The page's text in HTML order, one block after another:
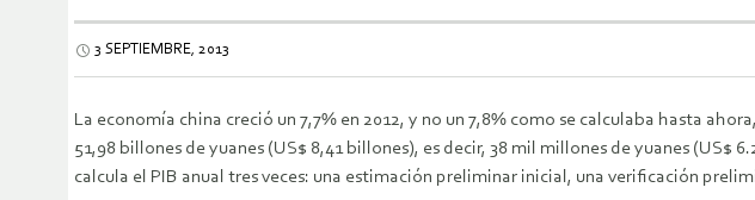
3 SEPTIEMBRE, 2013
La economía china creció un 7,7% en 2012, y no un 7,8% como se calculaba hasta
51,98 billones de yuanes (US$ 8,41 billones), es decir, 38 mil millones de yuanes
calcula el PIB anual tres veces: una estimación preliminar inicial, una verificación